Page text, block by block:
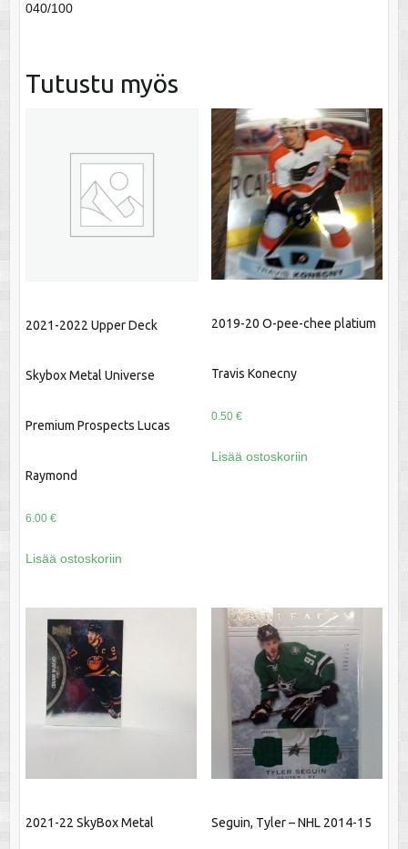
040/100
Tutustu myös
2021-2022 Upper Deck
Skybox Metal Universe
Premium Prospects Lucas
Raymond
6.00 €
Lisää ostoskoriin
2019-20 O-pee-chee platium
Travis Konecny
0.50 €
Lisää ostoskoriin
2021-22 SkyBox Metal Seguin, Tyler – NHL 2014-15